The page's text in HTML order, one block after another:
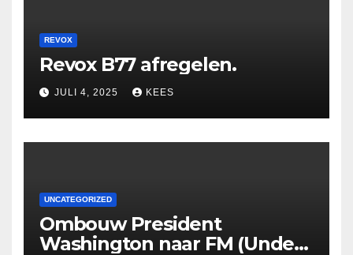
REVOX
Revox B77 afregelen.
JULI 4, 2025 KEES
UNCATEGORIZED
Ombouw President
Washington naar FM (Under